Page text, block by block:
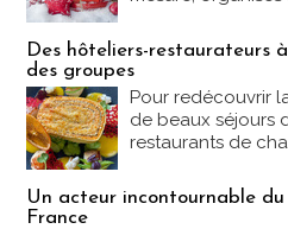
Des hôteliers-restaurateurs
des groupes
Pour redécouvrir
de beaux séjours
restaurants de
Un acteur incontournable
France